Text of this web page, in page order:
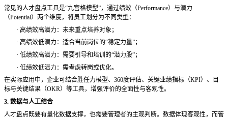
常见的人才盘点工具是“九宫格模型”，通过绩效（Performance）与潜力
（Potential）两个维度，将员工划分为不同类型：
· 高绩效高潜力：未来重点培养对象；
· 高绩效低潜力：适合当前岗位的“稳定力量”；
· 低绩效高潜力：需要引导和培训的“潜力股”；
· 低绩效低潜力：需考虑转岗或优化。
在实际应用中，企业可结合胜任力模型、 360度评估、关键业绩指标（KPI）、目
标与关键结果（OKR）等工具，增强评价的全面性与客观性。
3. 数据与人工结合
人才盘点既要有量化数据支撑，也需要管理者的主观判断。数据体现客观性，而管